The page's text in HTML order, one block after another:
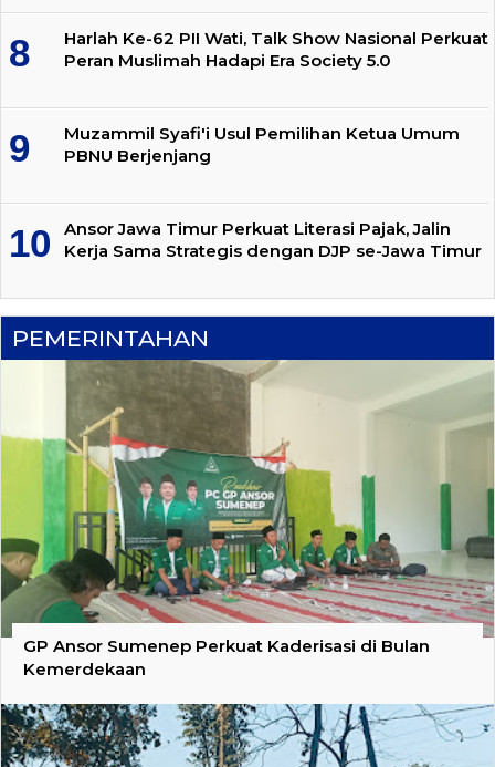
Harlah Ke-62 PII Wati, Talk Show Nasional Perkuat
Peran Muslimah Hadapi Era Society 5.0
Muzammil Syafi'i Usul Pemilihan Ketua Umum
PBNU Berjenjang
Ansor Jawa Timur Perkuat Literasi Pajak, Jalin
Kerja Sama Strategis dengan DJP se-Jawa Timur
PEMERINTAHAN
GP Ansor Sumenep Perkuat Kaderisasi di Bulan
Kemerdekaan